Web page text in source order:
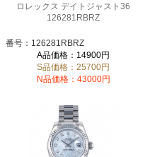
ロレックス デイトジャスト36
126281RBRZ
番号：126281RBRZ
A品価格：14900円
S品価格：25700円
N品価格：43000円